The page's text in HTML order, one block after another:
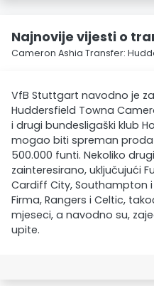
Najnovije vijesti o
Cameron Ashia Transfer:
VfB Stuttgart navodno je
Huddersfield Towna
i drugi bundesligaški klub
mogao biti spreman
500.000 funti. Nekoliko
zainteresirano, uključujući
Cardiff City, Southampton i
Firma, Rangers i Celtic,
mjeseci, a navodno su,
upite.